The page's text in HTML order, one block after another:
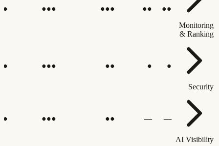
Monitoring
& Ranking
●●
●●
●●●
●●●
Security
●
●
●●
●●●
AI Visibility
—
—
●●
●●●